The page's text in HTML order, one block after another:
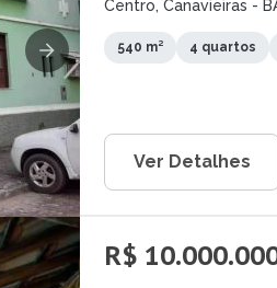
Centro, Canavieiras -
540 m² 4 quartos
Ver Detalhes
R$